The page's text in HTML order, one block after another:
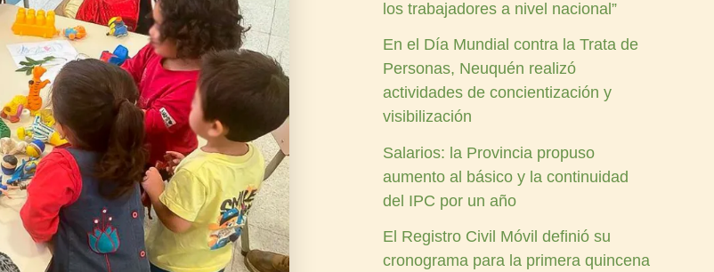
los trabajadores a nivel nacional”
En el Día Mundial contra la Trata de
Personas, Neuquén realizó
actividades de concientización y
visibilización
Salarios: la Provincia propuso
aumento al básico y la continuidad
del IPC por un año
El Registro Civil Móvil definió su
cronograma para la primera quincena